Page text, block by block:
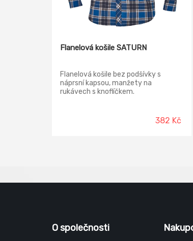
Flanelová košile SATURN
Flanelová košile bez podšívky s
náprsní kapsou, manžety na
rukávech s knoflíčkem.
382 Kč
O společnosti